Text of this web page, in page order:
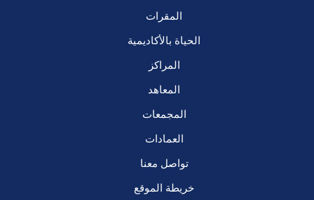
المقرات
الحياة بالأكاديمية
المراكز
المعاهد
المجمعات
العمادات
تواصل معنا
خريطة الموقع